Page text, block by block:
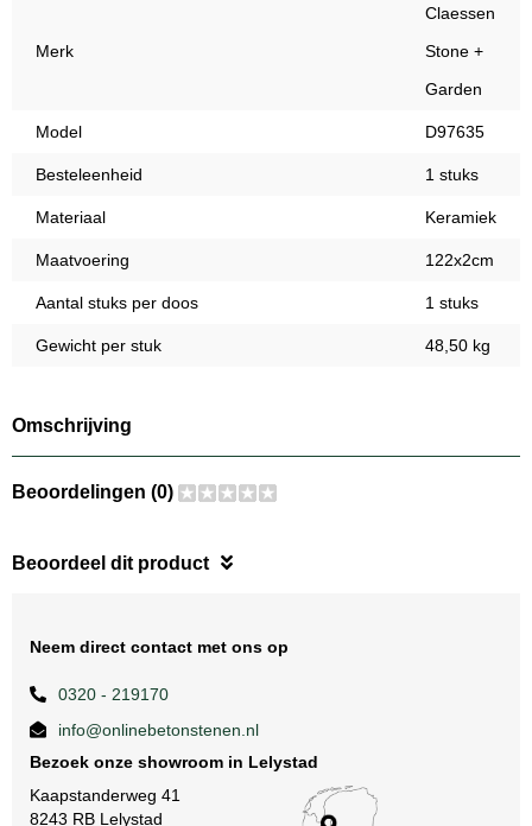
Merk
Claessen
Stone +
Garden
Model D97635
Besteleenheid 1 stuks
Materiaal Keramiek
Maatvoering 122x2cm
Aantal stuks per doos 1 stuks
Gewicht per stuk 48,50 kg
Omschrijving
Beoordelingen (0)
Beoordeel dit product
Neem direct contact met ons op
0320 - 219170
info@onlinebetonstenen.nl
Bezoek onze showroom in Lelystad
Kaapstanderweg 41
8243 RB Lelystad